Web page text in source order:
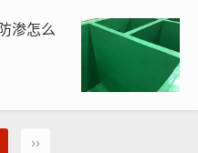
渗怎么
››